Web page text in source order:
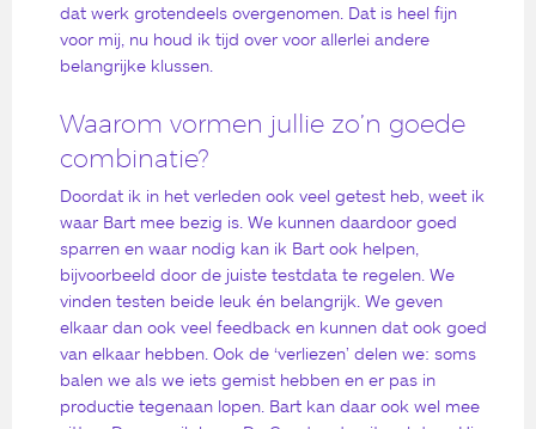
dat werk grotendeels overgenomen. Dat is heel fijn
voor mij, nu houd ik tijd over voor allerlei andere
belangrijke klussen.
Waarom vormen jullie zo’n goede
combinatie?
Doordat ik in het verleden ook veel getest heb, weet ik
waar Bart mee bezig is. We kunnen daardoor goed
sparren en waar nodig kan ik Bart ook helpen,
bijvoorbeeld door de juiste testdata te regelen. We
vinden testen beide leuk én belangrijk. We geven
elkaar dan ook veel feedback en kunnen dat ook goed
van elkaar hebben. Ook de ‘verliezen’ delen we: soms
balen we als we iets gemist hebben en er pas in
productie tegenaan lopen. Bart kan daar ook wel mee